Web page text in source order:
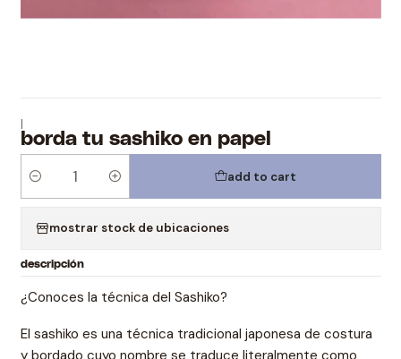
|
borda tu sashiko en papel
Quantity
add to cart
mostrar stock de ubicaciones
descripción
¿Conoces la técnica del Sashiko?
El sashiko es una técnica tradicional japonesa de costura
y bordado cuyo nombre se traduce literalmente como